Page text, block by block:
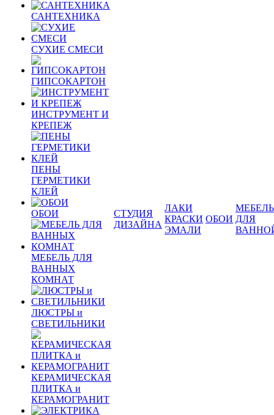
САНТЕХНИКА
СУХИЕ СМЕСИ
ГИПСОКАРТОН
ИНСТРУМЕНТ И
КРЕПЕЖ
ПЕНЫ
ГЕРМЕТИКИ
КЛЕЙ
ОБОИ
МЕБЕЛЬ ДЛЯ
ВАННЫХ
КОМНАТ
ЛЮСТРЫ и
СВЕТИЛЬНИКИ
КЕРАМИЧЕСКАЯ
ПЛИТКА и
КЕРАМОГРАНИТ
СТУДИЯ
ДИЗАЙНА
ЛАКИ
КРАСКИ
ЭМАЛИ
ОБОИ
МЕБЕЛЬ
ДЛЯ